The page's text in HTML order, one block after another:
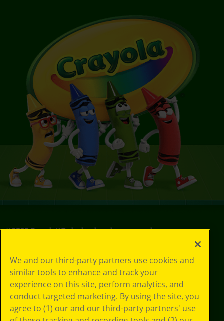
©2026Crayola® Todos los derechos reservados.
de privacidad
Política de
privacidad
Términos de SMS
GDPR
Aviso de
We and our third-party partners use cookies and
similar tools to enhance and track your
experience on this site, perform analytics, and
conduct targeted marketing. By using the site, you
agree to (1) our and our third-party partners' use